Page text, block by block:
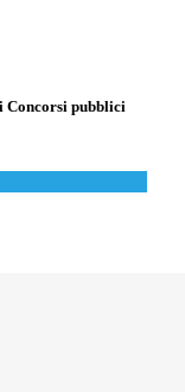
Concorsi pubblici